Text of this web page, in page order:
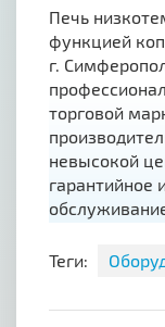
Печь
функцией
г.
торговой
невысокой
гарантийное
менеджером
Теги: